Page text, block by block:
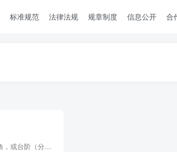
标准规范 法律法规 规章制度 信息公开 合
工作帮坡角是否大于设计工作帮坡角，或台阶（分层）高度是否超过设计高度。